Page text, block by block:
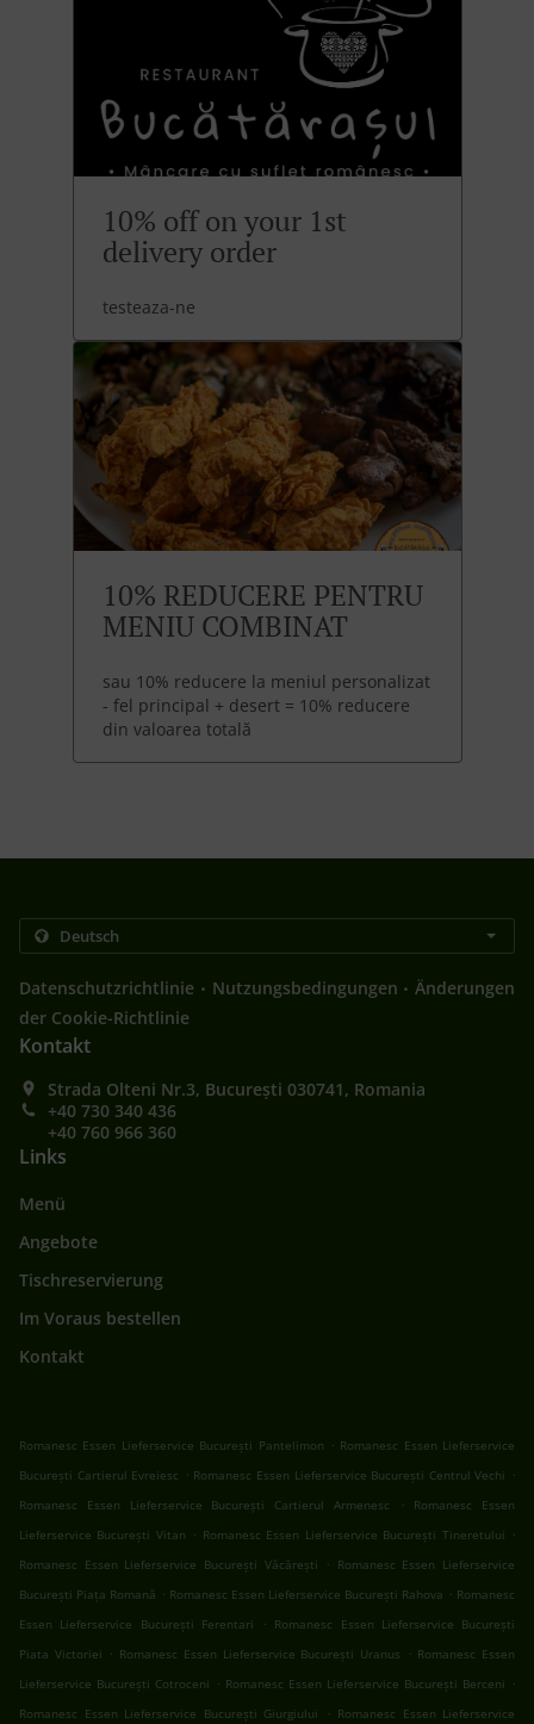
10% off on your 1st
delivery order
testeaza-ne
10% REDUCERE PENTRU
MENIU COMBINAT
sau 10% reducere la meniul personalizat
- fel principal + desert = 10% reducere
din valoarea totală
Datenschutzrichtlinie . Nutzungsbedingungen . Änderungen
der Cookie-Richtlinie
Kontakt
Strada Olteni Nr.3, București 030741, Romania
+40 730 340 436
+40 760 966 360
Links
Menü
Angebote
Tischreservierung
Im Voraus bestellen
Kontakt
Romanesc Essen Lieferservice București Pantelimon . Romanesc Essen Lieferservice
București Cartierul Evreiesc . Romanesc Essen Lieferservice București Centrul Vechi .
Romanesc Essen Lieferservice București Cartierul Armenesc
.
Romanesc Essen
Lieferservice București Vitan . Romanesc Essen Lieferservice București Tineretului .
Romanesc Essen Lieferservice București Văcărești
. Romanesc Essen Lieferservice
București Piața Romană . Romanesc Essen Lieferservice București Rahova . Romanesc
Essen Lieferservice București Ferentari
. Romanesc Essen Lieferservice București
Piata Victoriei . Romanesc Essen Lieferservice București Uranus . Romanesc Essen
Lieferservice București Cotroceni . Romanesc Essen Lieferservice București Berceni .
Romanesc Essen Lieferservice București Giurgiului
. Romanesc Essen Lieferservice